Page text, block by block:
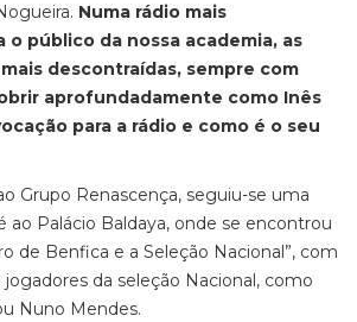
Numa rádio mais
o público da nossa academia, as
descontraídas, sempre com
aprofundadamente como Inês
para a rádio e como é o seu
Grupo Renascença, seguiu-se uma
ao Palácio Baldaya, onde se encontrou
de Benfica e a Seleção Nacional”, com
jogadores da seleção Nacional, como
Nuno Mendes.